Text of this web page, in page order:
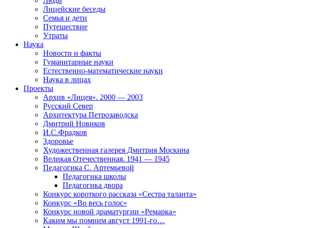
Лицейские беседы
Семья и дети
Путешествие
Утраты
Наука
Новости и факты
Гуманитарные науки
Естественно-математические науки
Наука в лицах
Проекты
Архив «Лицея». 2000 — 2003
Русский Север
Архитектура Петрозаводска
Дмитрий Новиков
И.С.Фрадков
Здоровье
Художественная галерея Дмитрия Москина
Великая Отечественная. 1941 — 1945
Педагогика С. Артемьевой
Педагогика школы
Педагогика двора
Конкурс короткого рассказа «Сестра таланта»
Конкурс «Во весь голос»
Конкурс новой драматургии «Ремарка»
Каким мы помним август 1991-го…